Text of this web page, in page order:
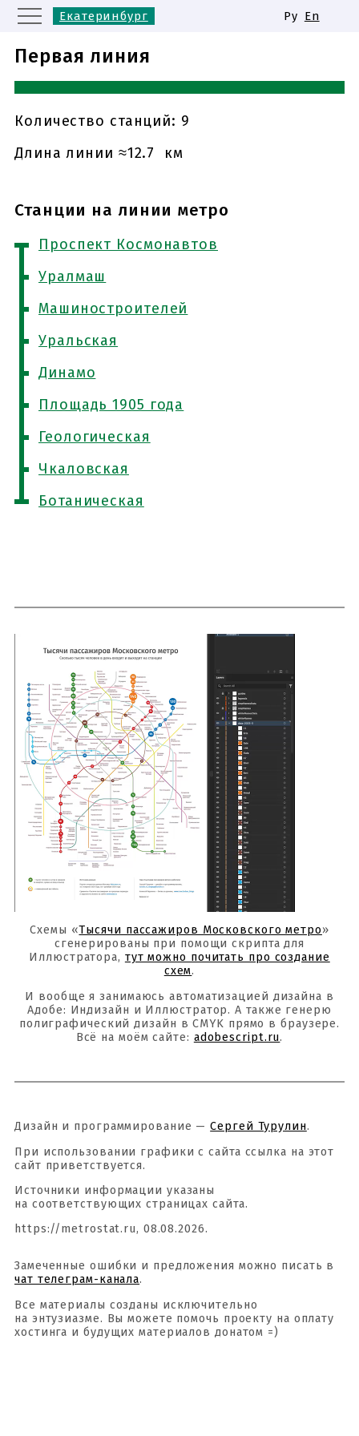
Екатеринбург
Казань
Нижний Новгород
Новосибирск
Самара
Одинаковые названия станций
Ру En
Первая линия
Количество станций: 9
Длина линии ≈12.7 км
Станции на линии метро
Проспект Космонавтов
Уралмаш
Машиностроителей
Уральская
Динамо
Площадь 1905 года
Геологическая
Чкаловская
Ботаническая
Схемы «Тысячи пассажиров Московского метро»
сгенерированы при помощи скрипта для
Иллюстратора, тут можно почитать про создание
схем.
И вообще я занимаюсь автоматизацией дизайна в
Адобе: Индизайн и Иллюстратор. А также генерю
полиграфический дизайн в CMYK прямо в браузере.
Всё на моём сайте: adobescript.ru.
Дизайн и программирование —Сергей Турулин.
При использовании графики с сайта ссылка на этот
сайт приветствуется.
Источники информации указаны
на соответствующих страницах сайта.
https://metrostat.ru, 08.08.2026.
Замеченные ошибки и предложения можно писать в
чат телеграм-канала.
Все материалы созданы исключительно
на энтузиазме. Вы можете помочь проекту на оплату
хостинга и будущих материалов донатом =)